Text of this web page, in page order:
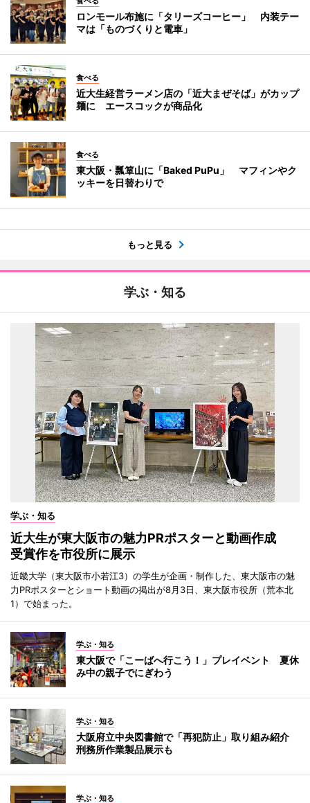
ロンモール布施に「タリーズコーヒー」 内装テー
マは「ものづくりと電車」
食べる
近大生経営ラーメン店の「近大まぜそば」がカップ
麺に エースコックが商品化
食べる
東大阪・瓢箪山に「Baked PuPu」 マフィンやク
ッキーを日替わりで
もっと見る
学ぶ・知る
学ぶ・知る
近大生が東大阪市の魅力PRポスターと動画作成
受賞作を市役所に展示
近畿大学（東大阪市小若江3）の学生が企画・制作した、東大阪市の魅
力PRポスターとショート動画の掲出が8月3日、東大阪市役所（荒本北
1）で始まった。
学ぶ・知る
東大阪で「こーばへ行こう！」プレイベント 夏休
み中の親子でにぎわう
学ぶ・知る
大阪府立中央図書館で「再犯防止」取り組み紹介
刑務所作業製品展示も
学ぶ・知る